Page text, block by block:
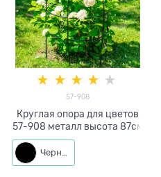
57-908
Круглая опора для цветов
57-908 металл высота 87см
Черный